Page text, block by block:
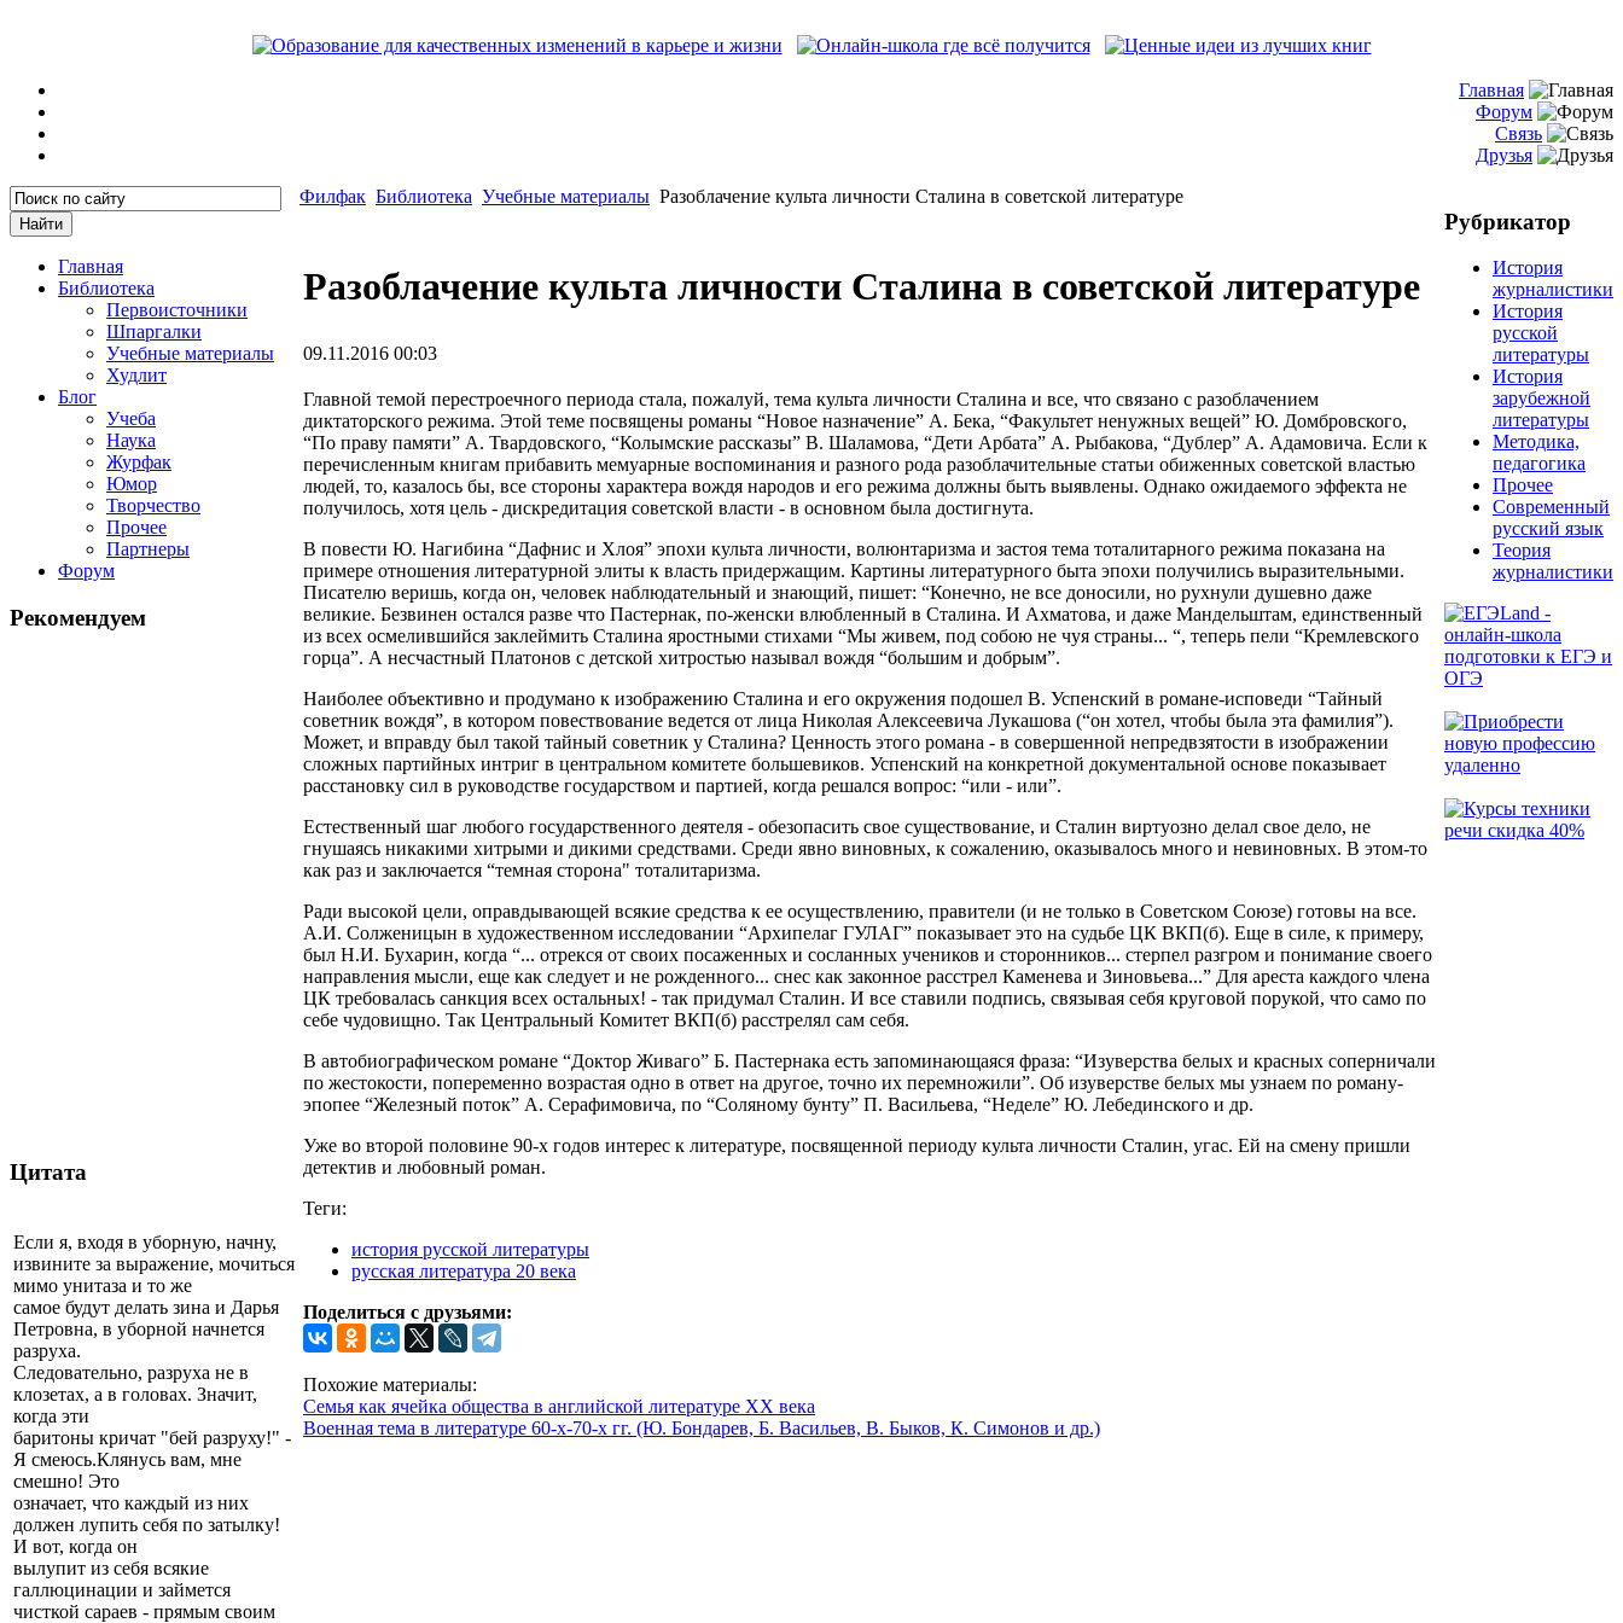
Главная
Форум
Связь
Друзья
Главная
Библиотека
Первоисточники
Шпаргалки
Учебные материалы
Худлит
Блог
Учеба
Наука
Журфак
Юмор
Творчество
Прочее
Партнеры
Форум
Рекомендуем
Цитата
Если я, входя в уборную, начну,
извините за выражение, мочиться
мимо унитаза и то же
самое будут делать зина и Дарья
Петровна, в уборной начнется
разруха.
Следовательно, разруха не в
клозетах, а в головах. Значит,
когда эти
баритоны кричат "бей разруху!" -
Я смеюсь.Клянусь вам, мне
смешно! Это
означает, что каждый из них
должен лупить себя по затылку!
И вот, когда он
вылупит из себя всякие
галлюцинации и займется
чисткой сараев - прямым своим
Филфак Библиотека Учебные материалы Разоблачение культа личности Сталина в советской литературе
Разоблачение культа личности Сталина в советской литературе
09.11.2016 00:03
Главной темой перестроечного периода стала, пожалуй, тема культа личности Сталина и все, что связано с разоблачением
диктаторского режима. Этой теме посвящены романы “Новое назначение” А. Бека, “Факультет ненужных вещей” Ю. Домбровского,
“По праву памяти” А. Твардовского, “Колымские рассказы” В. Шаламова, “Дети Арбата” А. Рыбакова, “Дублер” А. Адамовича. Если к
перечисленным книгам прибавить мемуарные воспоминания и разного рода разоблачительные статьи обиженных советской властью
людей, то, казалось бы, все стороны характера вождя народов и его режима должны быть выявлены. Однако ожидаемого эффекта не
получилось, хотя цель - дискредитация советской власти - в основном была достигнута.
В повести Ю. Нагибина “Дафнис и Хлоя” эпохи культа личности, волюнтаризма и застоя тема тоталитарного режима показана на
примере отношения литературной элиты к власть придержащим. Картины литературного быта эпохи получились выразительными.
Писателю веришь, когда он, человек наблюдательный и знающий, пишет: “Конечно, не все доносили, но рухнули душевно даже
великие. Безвинен остался разве что Пастернак, по-женски влюбленный в Сталина. И Ахматова, и даже Мандельштам, единственный
из всех осмелившийся заклеймить Сталина яростными стихами “Мы живем, под собою не чуя страны... “, теперь пели “Кремлевского
горца”. А несчастный Платонов с детской хитростью называл вождя “большим и добрым”.
Наиболее объективно и продумано к изображению Сталина и его окружения подошел В. Успенский в романе-исповеди “Тайный
советник вождя”, в котором повествование ведется от лица Николая Алексеевича Лукашова (“он хотел, чтобы была эта фамилия”).
Может, и вправду был такой тайный советник у Сталина? Ценность этого романа - в совершенной непредвзятости в изображении
сложных партийных интриг в центральном комитете большевиков. Успенский на конкретной документальной основе показывает
расстановку сил в руководстве государством и партией, когда решался вопрос: “или - или”.
Естественный шаг любого государственного деятеля - обезопасить свое существование, и Сталин виртуозно делал свое дело, не
гнушаясь никакими хитрыми и дикими средствами. Среди явно виновных, к сожалению, оказывалось много и невиновных. В этом-то
как раз и заключается “темная сторона" тоталитаризма.
Ради высокой цели, оправдывающей всякие средства к ее осуществлению, правители (и не только в Советском Союзе) готовы на все.
А.И. Солженицын в художественном исследовании “Архипелаг ГУЛАГ” показывает это на судьбе ЦК ВКП(б). Еще в силе, к примеру,
был Н.И. Бухарин, когда “... отрекся от своих посаженных и сосланных учеников и сторонников... стерпел разгром и понимание своего
направления мысли, еще как следует и не рожденного... снес как законное расстрел Каменева и Зиновьева...” Для ареста каждого члена
ЦК требовалась санкция всех остальных! - так придумал Сталин. И все ставили подпись, связывая себя круговой порукой, что само по
себе чудовищно. Так Центральный Комитет ВКП(б) расстрелял сам себя.
В автобиографическом романе “Доктор Живаго” Б. Пастернака есть запоминающаяся фраза: “Изуверства белых и красных соперничали
по жестокости, попеременно возрастая одно в ответ на другое, точно их перемножили”. Об изуверстве белых мы узнаем по роману-
эпопее “Железный поток” А. Серафимовича, по “Соляному бунту” П. Васильева, “Неделе” Ю. Лебединского и др.
Уже во второй половине 90-х годов интерес к литературе, посвященной периоду культа личности Сталин, угас. Ей на смену пришли
детектив и любовный роман.
Теги:
история русской литературы
русская литература 20 века
Поделиться с друзьями:
Похожие материалы:
Семья как ячейка общества в английской литературе XX века
Военная тема в литературе 60-х-70-х гг. (Ю. Бондарев, Б. Васильев, В. Быков, К. Симонов и др.)
Рубрикатор
История
журналистики
История
русской
литературы
История
зарубежной
литературы
Методика,
педагогика
Прочее
Современный
русский язык
Теория
журналистики